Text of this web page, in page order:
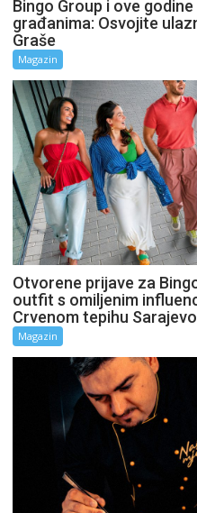
Bingo Group i ove
građanima: Osvojite
Graše
Magazin
Otvorene prijave za
outfit s omiljenim
Crvenom tepihu
Magazin